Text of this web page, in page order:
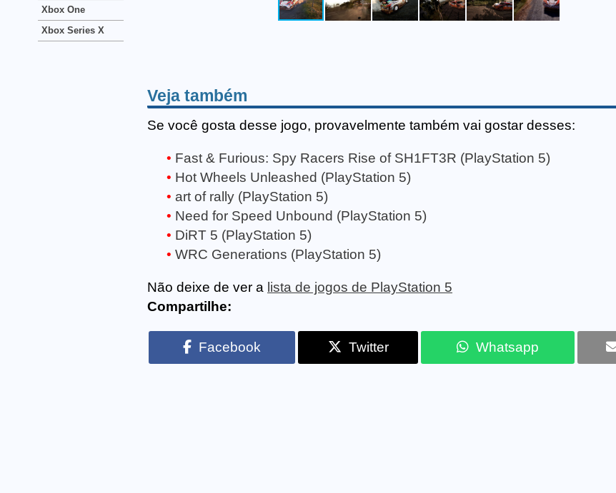
Veja também
Se você gosta desse jogo, provavelmente também vai gostar desses:
Fast & Furious: Spy Racers Rise of SH1FT3R (PlayStation 5)
Hot Wheels Unleashed (PlayStation 5)
art of rally (PlayStation 5)
Need for Speed Unbound (PlayStation 5)
DiRT 5 (PlayStation 5)
WRC Generations (PlayStation 5)
Não deixe de ver a lista de jogos de PlayStation 5
Compartilhe:
Facebook Twitter Whatsapp
Xbox One
Xbox Series X